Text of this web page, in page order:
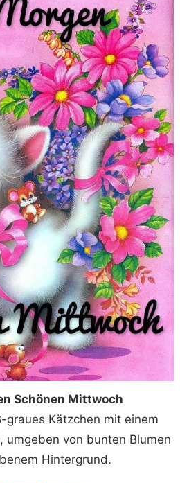
Schönen Mittwoch
graues Kätzchen mit einem
umgeben von bunten Blumen
Hintergrund.